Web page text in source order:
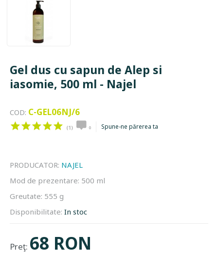
Gel dus cu sapun de Alep si
iasomie, 500 ml - Najel
COD: C-GEL06NJ/6
(1) 0 Spune-ne părerea ta
PRODUCATOR: NAJEL
Mod de prezentare: 500 ml
Greutate: 555 g
Disponibilitate: In stoc
Preţ: 68 RON